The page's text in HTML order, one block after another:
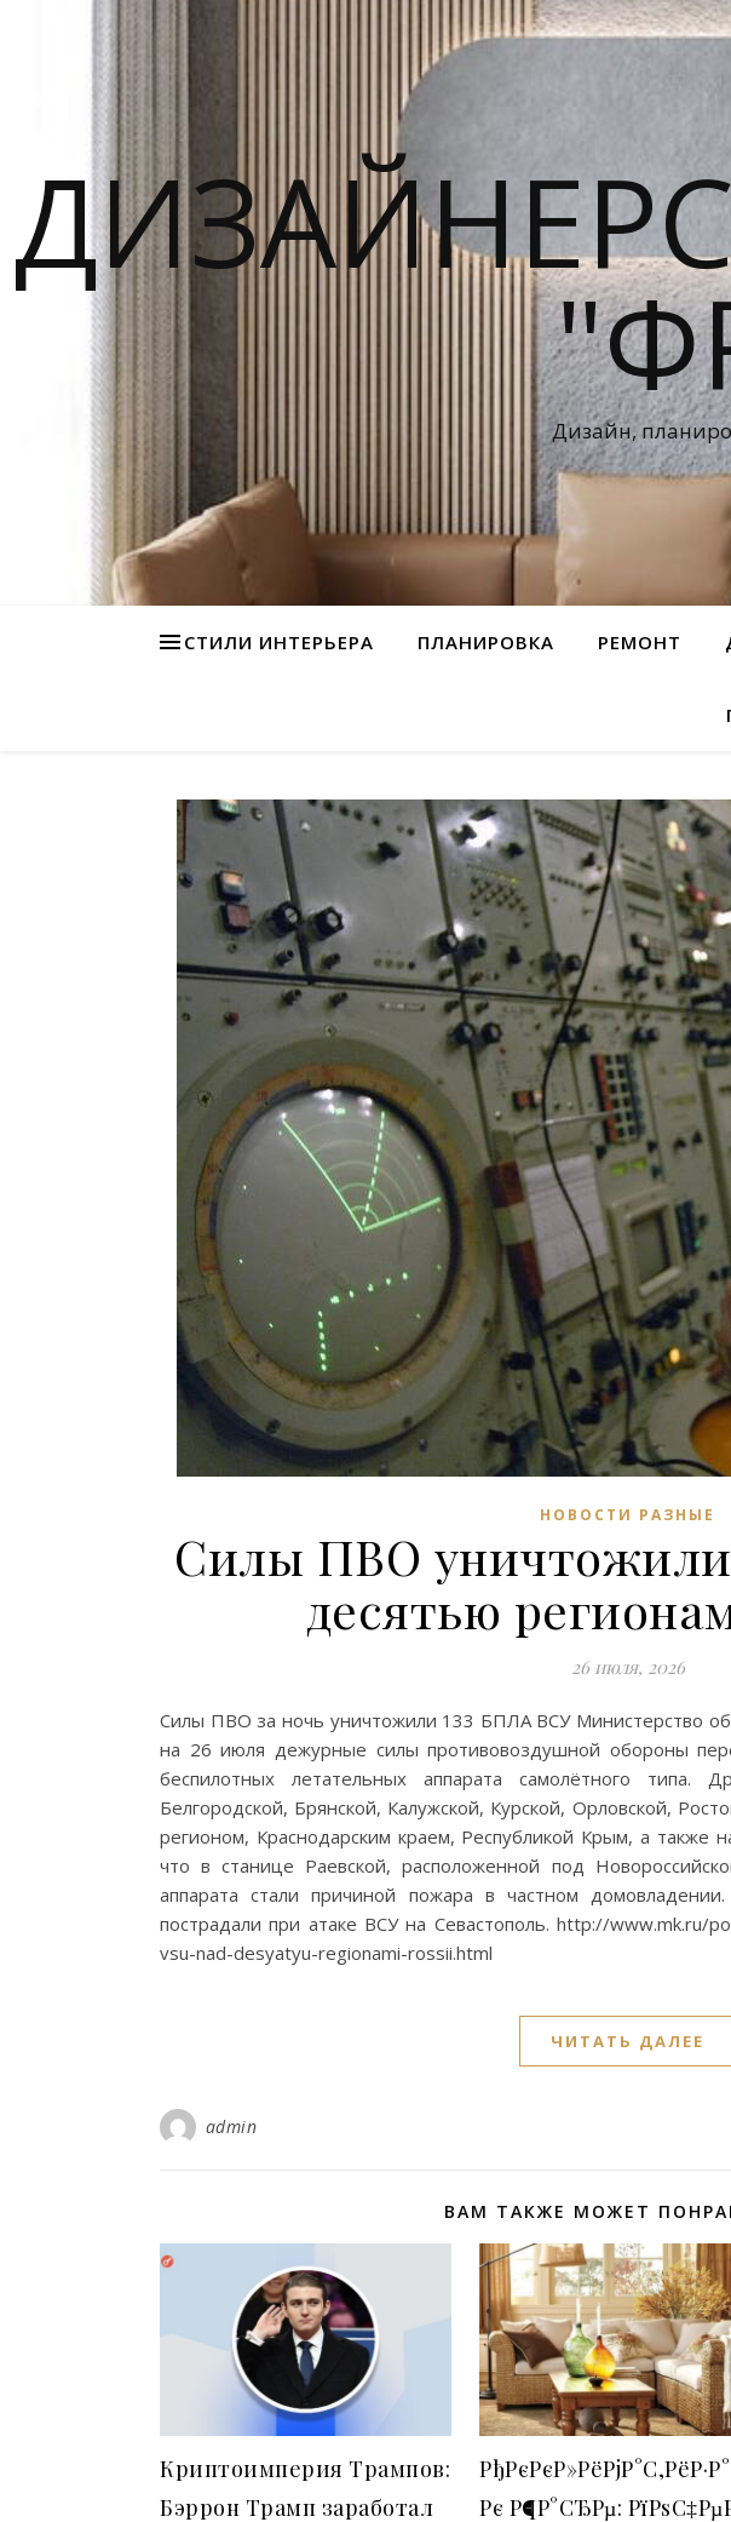
Дизайн,
СТИЛИ ИНТЕРЬЕРА ПЛАНИРОВКА РЕМОНТ
НОВОСТИ РАЗНЫЕ
Силы ПВО
десятью
26 июля, 2026
Силы ПВО за ночь уничтожили 133 БПЛА ВСУ Министерство
на 26 июля дежурные силы противовоздушной обороны
беспилотных летательных аппарата самолётного
Белгородской, Брянской, Калужской, Курской, Орловской,
регионом, Краснодарским краем, Республикой Крым, а также
что в станице Раевской, расположенной под
аппарата стали причиной пожара в частном
пострадали при атаке ВСУ на Севастополь. http://www.mk.ru/
vsu-nad-desyatyu-regionami-rossii.html
ЧИТАТЬ ДАЛЕЕ
admin
ВАМ ТАКЖЕ МОЖЕТ
Криптоимперия Трампов:
Бэррон Трамп заработал
Рє Р¶Р°СЂРµ: